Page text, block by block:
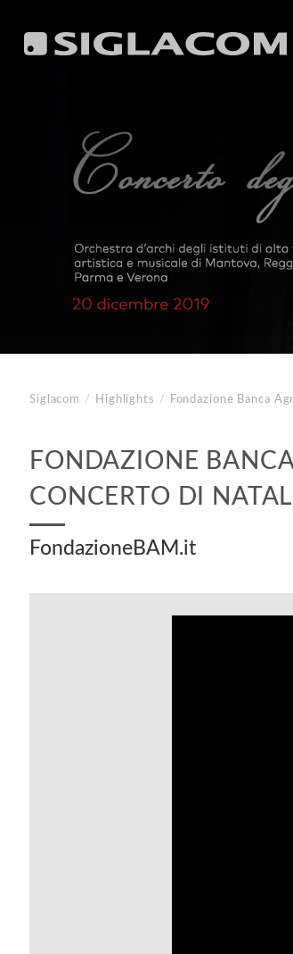
Siglacom / Highlights / Fondazione Banca
FONDAZIONE
CONCERTO DI
FondazioneBAM.it